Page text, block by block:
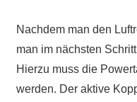
Nachdem man den
man im nächsten
Hierzu muss die
werden. Der aktive